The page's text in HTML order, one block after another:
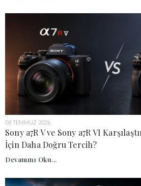
08 TEMMUZ 2026
Sony a7R V ve Sony a7R VI
İçin Daha Doğru Tercih?
Devamını Oku...